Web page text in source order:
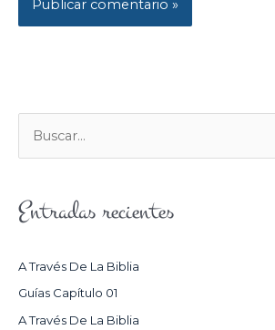
U
C
Entradas recientes
A Través De La Biblia
Guías Capítulo 01
A Través De La Biblia